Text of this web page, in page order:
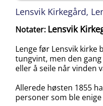
Lensvik Kirkegård,
Notater: Lensvik
Lenge før Lensvik
tungvint, men den
eller å seile når vinden
Allerede høsten 1855
personer som ble